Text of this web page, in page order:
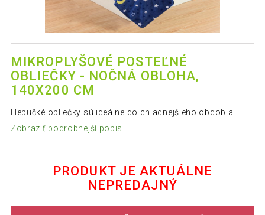
MIKROPLYŠOVÉ POSTEĽNÉ
OBLIEČKY - NOČNÁ OBLOHA,
140X200 CM
Hebučké obliečky sú ideálne do chladnejšieho obdobia.
Zobraziť podrobnejší popis
PRODUKT JE AKTUÁLNE
NEPREDAJNÝ